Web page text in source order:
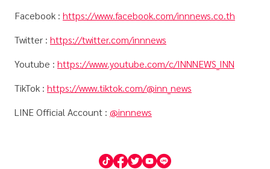
Facebook : https://www.facebook.com/innnews.co.th
Twitter : https://twitter.com/innnews
Youtube : https://www.youtube.com/c/INNNEWS_INN
TikTok : https://www.tiktok.com/@inn_news
LINE Official Account : @innnews